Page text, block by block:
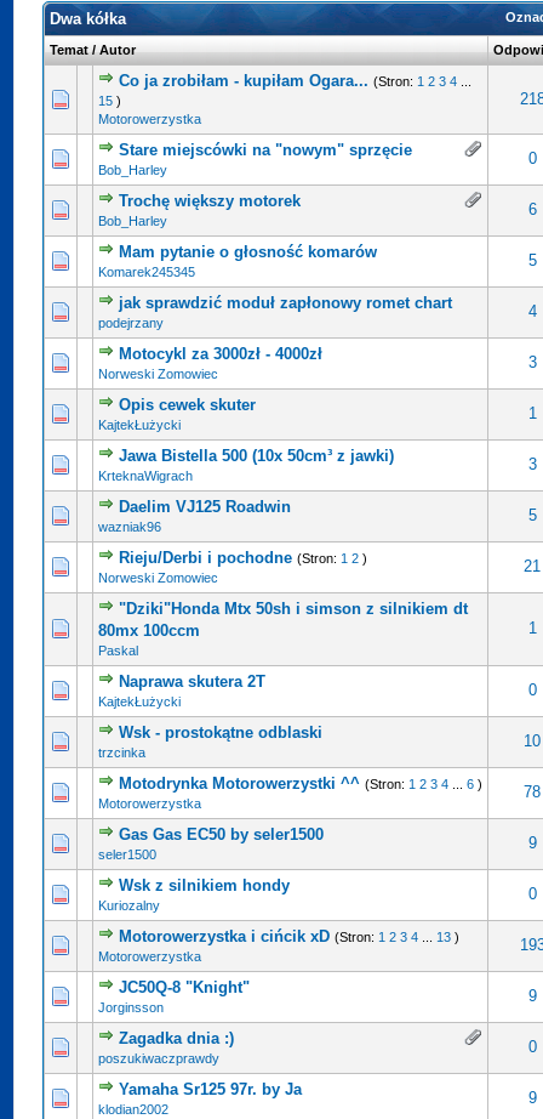
Dwa kółka
Temat/Autor
Co ja zrobiłam - kupiłam Ogara... (Stron: 1 2 3 4
15 )
Motorowerzystka
Stare miejscówki na "nowym" sprzęcie
Bob_Harley
0
Trochę większy motorek
Bob_Harley
6
Mam pytanie o głosność komarów
Komarek245345
5
jak sprawdzić moduł zapłonowy romet chart
podejrzany
4
Motocykl za 3000zł - 4000zł
Norweski Zomowiec
3
Opis cewek skuter
KajtekŁużycki
1
Jawa Bistella 500 (10x 50cm³ z jawki)
KrteknaWigrach
3
Daelim VJ125 Roadwin
wazniak96
5
Rieju/Derbi i pochodne (Stron: 1 2 )
Norweski Zomowiec
21
"Dziki"Honda Mtx 50sh i simson z silnikiem dt
80mx 100ccm
Paskal
1
Naprawa skutera 2T
KajtekŁużycki
0
Wsk - prostokątne odblaski
trzcinka
10
Motodrynka Motorowerzystki ^^ (Stron: 1 2 3 4 ...6 )
Motorowerzystka
78
Gas Gas EC50 by seler1500
seler1500
9
Wsk z silnikiem hondy
Kuriozalny
0
Motorowerzystka i cińcik xD (Stron: 1 2 3 4 13 )
Motorowerzystka
JC50Q-8 "Knight"
Jorginsson
9
Zagadka dnia :)
poszukiwaczprawdy
0
Yamaha Sr125 97r. by Ja
klodian2002
9